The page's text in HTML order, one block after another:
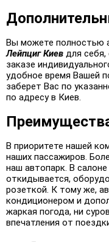
Вы можете полностью
Лейпциг Киев для себя,
заказе
удобное время Вашей
заберет Вас по
по адресу в Киев.
В приоритете нашей
наших пассажиров.
наш автопарк. В
откидывается,
розеткой. К тому же,
кондиционером и
жаркая погода, ни
впечатления от